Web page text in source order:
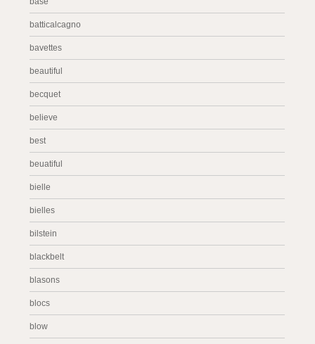
batticalcagno
bavettes
beautiful
becquet
believe
best
beuatiful
bielle
bielles
bilstein
blackbelt
blasons
blocs
blow